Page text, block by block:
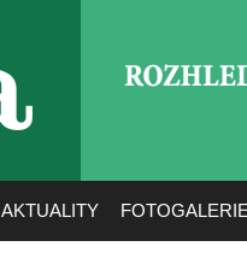
AKTUALITY